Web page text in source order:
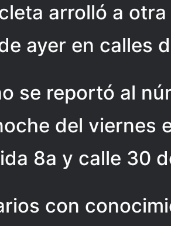
arrolló a
ayer en calles
se reportó al
del viernes
8a y calle 30
con